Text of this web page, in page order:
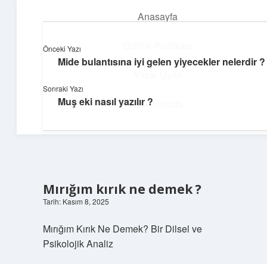
Anasayfa
Hakkımızda
Huzurlu Yaşam Tüyoları
Hayatına ferahlık katan öneriler!
Mırığım kırık ne demek ?
Tarih: Kasım 8, 2025
Mırığım Kırık Ne Demek? Bir Dilsel ve
Psikolojik Analiz
Önceki Yazı
Mide bulantısına iyi gelen yiyecekler nelerdir ?
Sonraki Yazı
Muş eki nasıl yazılır ?